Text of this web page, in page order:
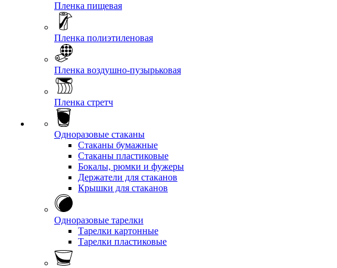
Пленка пищевая
Пленка полиэтиленовая
Пленка воздушно-пузырьковая
Пленка стретч
Одноразовые стаканы
Стаканы бумажные
Стаканы пластиковые
Бокалы, рюмки и фужеры
Держатели для стаканов
Крышки для стаканов
Одноразовые тарелки
Тарелки картонные
Тарелки пластиковые